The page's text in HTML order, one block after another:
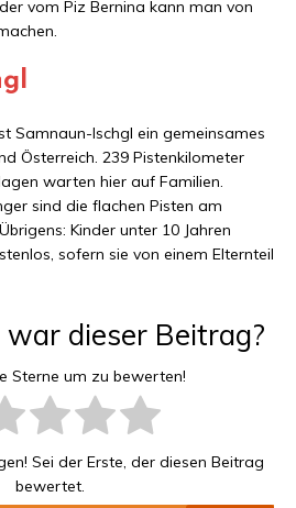
vom Piz Bernina kann man von
Samnaun-Ischgl ein gemeinsames
Österreich. 239 Pistenkilometer
warten hier auf Familien.
sind die flachen Pisten am
Kinder unter 10 Jahren
sofern sie von einem Elternteil
dieser Beitrag?
Sterne um zu bewerten!
Sei der Erste, der diesen Beitrag
bewertet.